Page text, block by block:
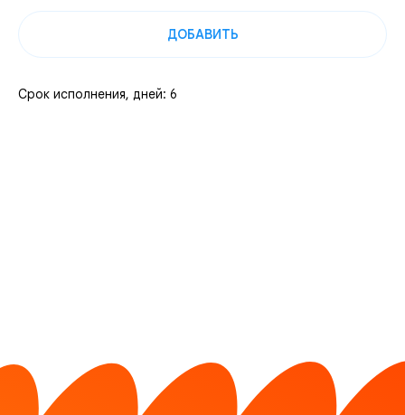
ДОБАВИТЬ
Срок исполнения, дней: 6